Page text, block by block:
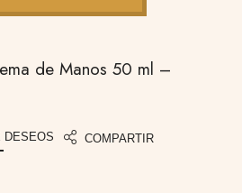
de Manos 50 ml –
DESEOS COMPARTIR